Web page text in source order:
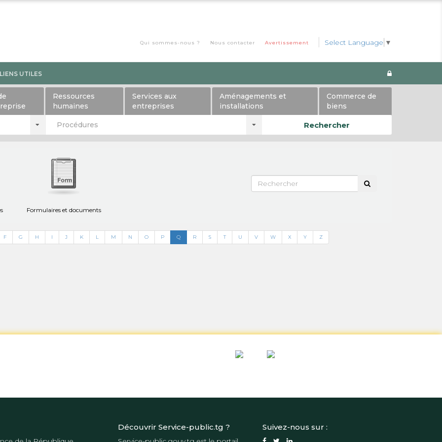
Qui sommes-nous ? Nous contacter Avertissement Select Language ▼
LIENS UTILES
Ressources
humaines
Services aux
entreprises
Aménagements et
installations
Commerce de
biens
Procédures Rechercher
Formulaires et documents
F G H I J K L M N O P Q R S T U V W X Y Z
Découvrir Service-public.tg ? Suivez-nous sur :